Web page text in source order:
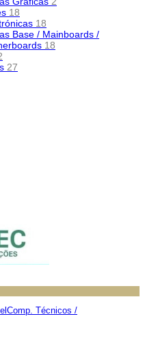
18
18
Base / Mainboards /
18
27
Comp. Técnicos /